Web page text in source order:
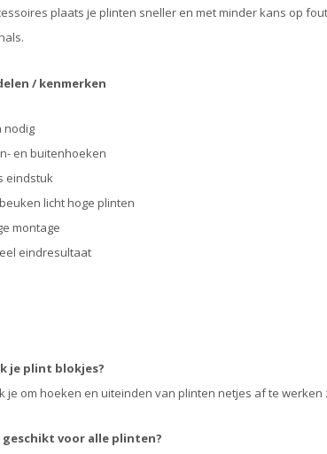
plaats je plinten sneller en met minder kans op
/ kenmerken
nodig
en buitenhoeken
eindstuk
licht hoge plinten
montage
eindresultaat
je plint blokjes?
je om hoeken en uiteinden van plinten netjes af te
voor alle plinten?